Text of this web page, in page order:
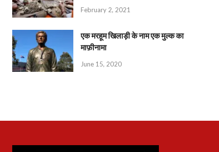
February 2, 2021
एक मरहूम खिलाड़ी के नाम एक मुल्क का
माफ़ीनामा
June 15, 2020